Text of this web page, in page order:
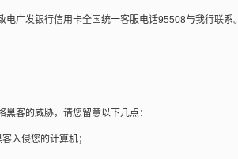
广发银行信用卡全国统一客服电话95508与我行联系。
客的威胁，请您留意以下几点：
入侵您的计算机；